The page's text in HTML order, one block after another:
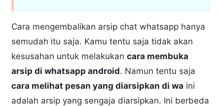
Cara mengembalikan arsip chat whatsapp hanya
semudah itu saja. Kamu tentu saja tidak akan
kesusahan untuk melakukancara membuka
arsip di whatsapp android. Namun tentu saja
cara melihat pesan yang diarsipkan di wa ini
adalah arsip yang sengaja diarsipkan. Ini berbeda